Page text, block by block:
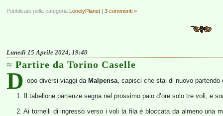
Pubblicato nella categoria LonelyPlanet | 3 commenti »
Lunedì 15 Aprile 2024, 19:40
Partire da Torino Caselle
D opo diversi viaggi da Malpensa, capisci che stai di nuovo partendo
1. Il tabellone partenze segna nel prossimo paio d’ore solo tre voli, e
2. Ai tornelli di ingresso verso i voli la fila è bloccata da almeno una